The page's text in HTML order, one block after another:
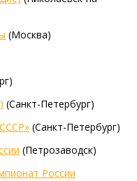
(Москва)
(Санкт-Петербург)
(Санкт-Петербург)
(Петрозаводск)
России